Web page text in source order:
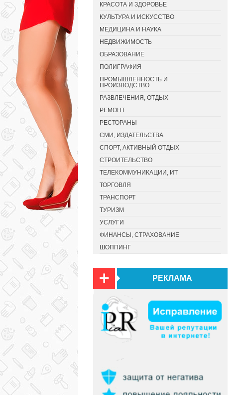
КРАСОТА И ЗДОРОВЬЕ
КУЛЬТУРА И ИСКУССТВО
МЕДИЦИНА И НАУКА
НЕДВИЖИМОСТЬ
ОБРАЗОВАНИЕ
ПОЛИГРАФИЯ
ПРОМЫШЛЕННОСТЬ И
ПРОИЗВОДСТВО
РАЗВЛЕЧЕНИЯ, ОТДЫХ
РЕМОНТ
РЕСТОРАНЫ
СМИ, ИЗДАТЕЛЬСТВА
СПОРТ, АКТИВНЫЙ ОТДЫХ
СТРОИТЕЛЬСТВО
ТЕЛЕКОММУНИКАЦИИ, ИТ
ТОРГОВЛЯ
ТРАНСПОРТ
ТУРИЗМ
УСЛУГИ
ФИНАНСЫ, СТРАХОВАНИЕ
ШОППИНГ
РЕКЛАМА